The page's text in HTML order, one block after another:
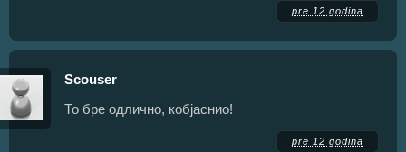
pre 12 godina
Scouser
То бре одлично, кобјаснио!
pre 12 godina